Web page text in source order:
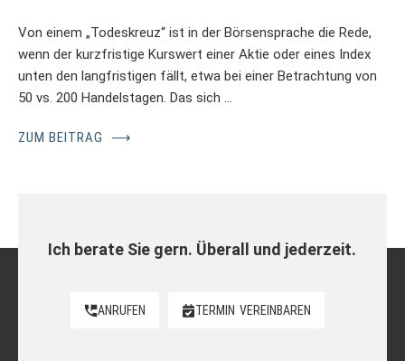
Von einem „Todeskreuz“ ist in der Börsensprache die Rede,
wenn der kurzfristige Kurswert einer Aktie oder eines Index
unten den langfristigen fällt, etwa bei einer Betrachtung von
50 vs. 200 Handelstagen. Das sich …
ZUM BEITRAG ⟶
Ich berate Sie gern. Überall und jederzeit.
ANRUFEN TERMIN VEREINBAREN